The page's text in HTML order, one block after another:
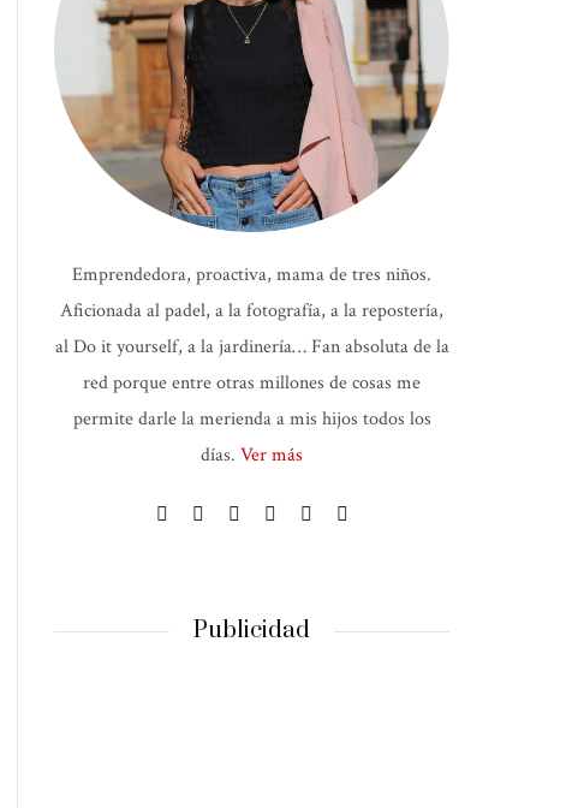
Emprendedora, proactiva, mama de tres niños.
Aficionada al padel, a la fotografía, a la repostería,
al Do it yourself, a la jardinería… Fan absoluta de la
red porque entre otras millones de cosas me
permite darle la merienda a mis hijos todos los
días. Ver más
Publicidad